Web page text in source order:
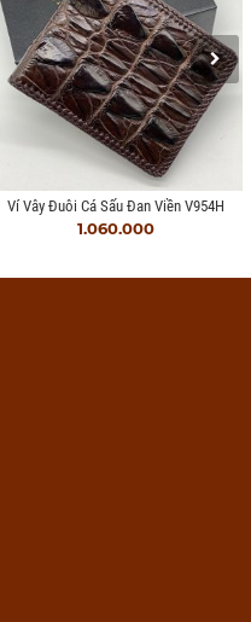
Ví Vây Đuôi Cá Sấu Đan Viền V954H
1.060.000